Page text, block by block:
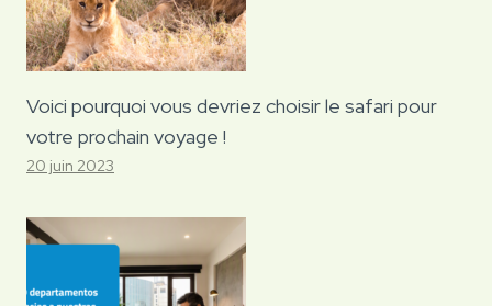
Voici pourquoi vous devriez choisir le safari pour
votre prochain voyage !
20 juin 2023